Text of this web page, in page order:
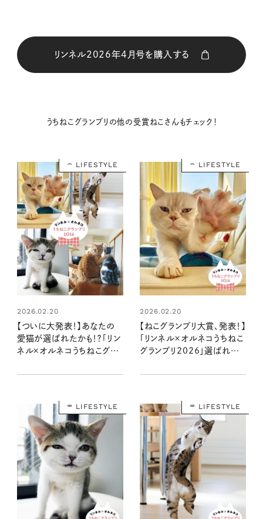
リンネル2026年4月号を購入する
購入はこちら
購入はこちら
購入はこちら
CLOSE
うちねこグランプリの他の受賞ねこさんもチェック！
LIFESTYLE
2026.02.20
【ついに大発表！】あなたの
愛猫が選ばれたかも！？「リン
ネル×オルネコうちねこグラ
LIFESTYLE
2026.02.20
【ねこグランプリ大賞、発表！】
「リンネル×オルネコうちねこ
グランプリ2026」選ばれた
「ヤーヤくん」
LIFESTYLE LIFESTYLE